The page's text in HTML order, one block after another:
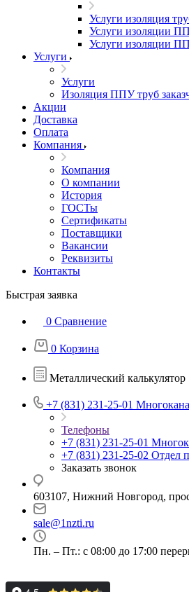
Услуги изоляция
Услуги изоляции
Услуги изоляции
Услуги
Услуги
Изоляция ППУ труб
Акции
Доставка
Оплата
Компания
Компания
О компании
История
ГОСТы
Сертификаты
Поставщики
Вакансии
Реквизиты
Контакты
Быстрая заявка
0 Сравнение
0 Корзина
Металлический калькулятор
+7 (831) 231-25-01
Телефоны
+7 (831) 231-25-01
+7 (831) 231-25-02 Отдел
Заказать звонок
603107, Нижний Новгород,
sale@1nzti.ru
Пн. – Пт.: с 08:00 до 17:00